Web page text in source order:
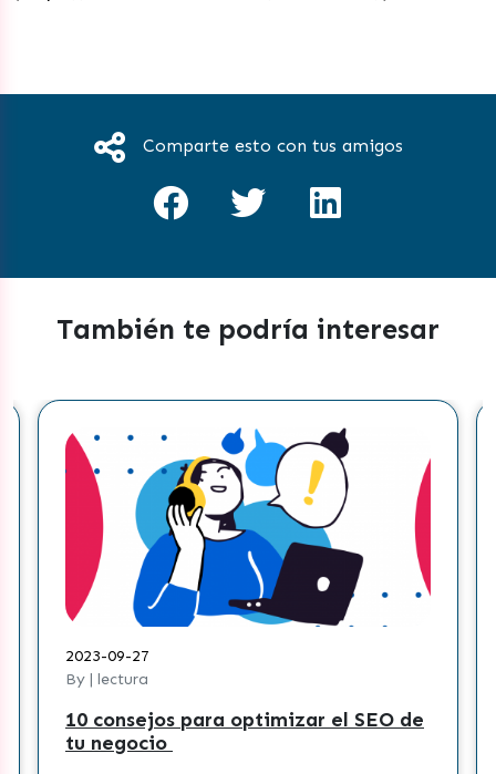
Comparte esto con tus amigos
También te podría interesar
2023-09-27
By | lectura
10 consejos para optimizar el SEO de
tu negocio